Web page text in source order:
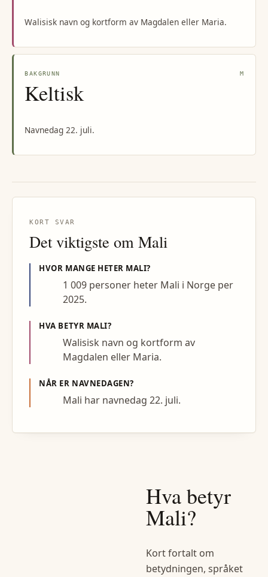
Walisisk navn og kortform av Magdalen eller Maria.
BAKGRUNN M
Keltisk
Navnedag 22. juli.
KORT SVAR
Det viktigste om Mali
HVOR MANGE HETER MALI?
1 009 personer heter Mali i Norge per
2025.
HVA BETYR MALI?
Walisisk navn og kortform av
Magdalen eller Maria.
NÅR ER NAVNEDAGEN?
Mali har navnedag 22. juli.
Hva betyr
Mali?
Kort fortalt om
betydningen, språket